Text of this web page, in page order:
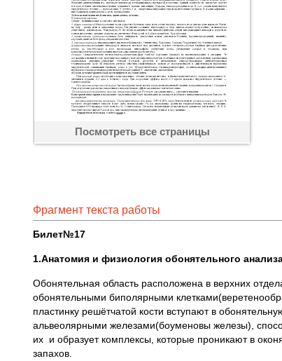
Посмотреть все страницы
Фрагмент текста работы
Билет№17
1.Анатомия и физиология обонятельного
Обонятельная область расположена в верхних
обонятельными биполярными
пластинку решётчатой кости вступают в
альвеолярными железами(боуменовы железы),
их и образует комплексы, которые проникают в
запахов.